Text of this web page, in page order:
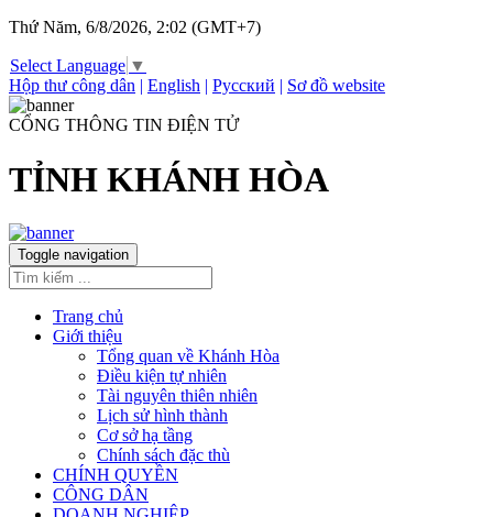
Thứ Năm, 6/8/2026, 2:02 (GMT+7)
Select Language ▼
Hộp thư công dân | English | Русский | Sơ đồ website
CỔNG THÔNG TIN ĐIỆN TỬ
TỈNH KHÁNH HÒA
Toggle navigation
Trang chủ
Giới thiệu
Tổng quan về Khánh Hòa
Điều kiện tự nhiên
Tài nguyên thiên nhiên
Lịch sử hình thành
Cơ sở hạ tầng
Chính sách đặc thù
CHÍNH QUYỀN
CÔNG DÂN